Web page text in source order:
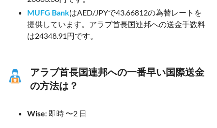
MUFG BankはAED/JPYで43.66812の為替レートを
提供しています。アラブ首長国連邦への送金手数料
は24348.91円です。
アラブ首長国連邦への一番早い国際送金
の方法は？
Wise: 即時 〜2 日